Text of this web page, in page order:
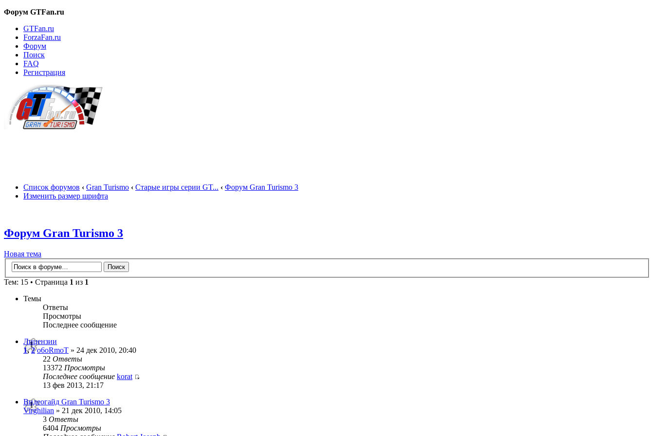
Форум GTFan.ru
GTFan.ru
ForzaFan.ru
Форум
Поиск
FAQ
Регистрация
Список форумов ‹ Gran Turismo ‹ Старые игры серии GT... ‹ Форум Gran Turismo 3
Изменить размер шрифта
Форум Gran Turismo 3
Новая тема
Тем: 15 • Страница 1 из 1
Темы
Ответы
Просмотры
Последнее сообщение
Лицензии
1,2 o6oRmoT » 24 дек 2010, 20:40
22 Ответы
13372 Просмотры
Последнее сообщение korat
13 фев 2013, 21:17
Видеогайд Gran Turismo 3
Virghilian » 21 дек 2010, 14:05
3 Ответы
6404 Просмотры